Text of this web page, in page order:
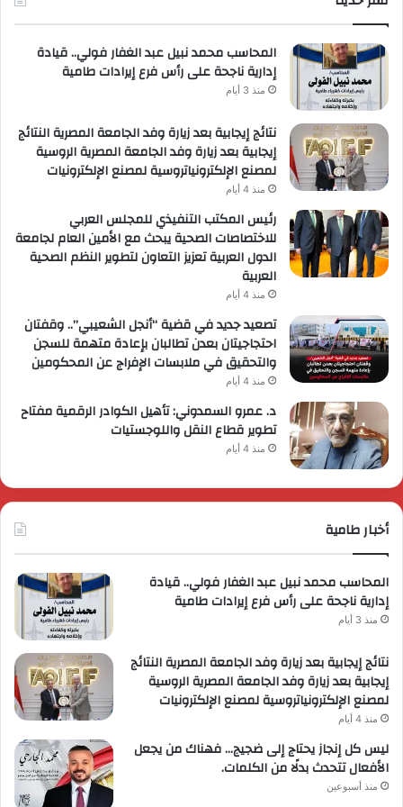
المحاسب محمد نبيل عبد الغفار فولي.. قيادة
إدارية ناجحة على رأس فرع إيرادات طامية
منذ 3 أيام
نتائج إيجابية بعد زيارة وفد الجامعة المصرية النتائج
إيجابية بعد زيارة وفد الجامعة المصرية الروسية
لمصنع الإلكترونياتروسية لمصنع الإلكترونيات
منذ 4 أيام
رئيس المكتب التنفيذي للمجلس العربي
للاختصاصات الصحية يبحث مع الأمين العام لجامعة
الدول العربية تعزيز التعاون لتطوير النظم الصحية
العربية
منذ 4 أيام
تصعيد جديد في قضية “أنجل الشعيبي”.. وقفتان
احتجاجيتان بعدن تطالبان بإعادة متهمة للسجن
والتحقيق في ملابسات الإفراج عن المحكومين
منذ 4 أيام
د. عمرو السمدوني: تأهيل الكوادر الرقمية مفتاح
تطوير قطاع النقل واللوجستيات
منذ 4 أيام
أخبار طامية
المحاسب محمد نبيل عبد الغفار فولي.. قيادة
إدارية ناجحة على رأس فرع إيرادات طامية
منذ 3 أيام
نتائج إيجابية بعد زيارة وفد الجامعة المصرية النتائج
إيجابية بعد زيارة وفد الجامعة المصرية الروسية
لمصنع الإلكترونياتروسية لمصنع الإلكترونيات
منذ 4 أيام
ليس كل إنجاز يحتاج إلى ضجيج… فهناك من يجعل
الأفعال تتحدث بدلًا من الكلمات.
منذ أسبوعين